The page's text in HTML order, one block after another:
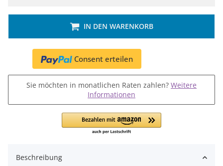
IN DEN WARENKORB
Consent erteilen
Sie möchten in monatlichen Raten zahlen? Weitere
Informationen
Beschreibung